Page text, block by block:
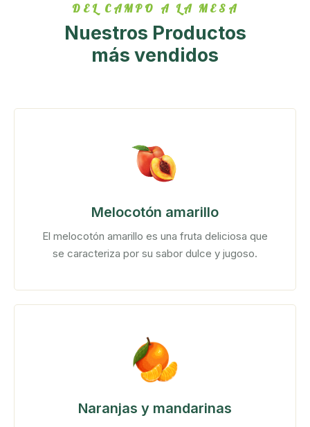
DEL CAMPO A LA MESA
Nuestros Productos
más vendidos
Melocotón amarillo
El melocotón amarillo es una fruta deliciosa que
se caracteriza por su sabor dulce y jugoso.
Naranjas y mandarinas